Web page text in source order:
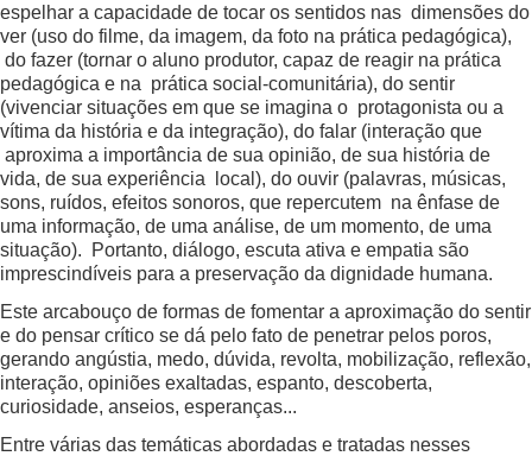
espelhar a capacidade de tocar os sentidos nas dimensões do
ver (uso do filme, da imagem, da foto na prática pedagógica),
do fazer (tornar o aluno produtor, capaz de reagir na prática
pedagógica e na prática social-comunitária), do sentir
(vivenciar situações em que se imagina o protagonista ou a
vítima da história e da integração), do falar (interação que
aproxima a importância de sua opinião, de sua história de
vida, de sua experiência local), do ouvir (palavras, músicas,
sons, ruídos, efeitos sonoros, que repercutem na ênfase de
uma informação, de uma análise, de um momento, de uma
situação). Portanto, diálogo, escuta ativa e empatia são
imprescindíveis para a preservação da dignidade humana.
Este arcabouço de formas de fomentar a aproximação do sentir
e do pensar crítico se dá pelo fato de penetrar pelos poros,
gerando angústia, medo, dúvida, revolta, mobilização, reflexão,
interação, opiniões exaltadas, espanto, descoberta,
curiosidade, anseios, esperanças...
Entre várias das temáticas abordadas e tratadas nesses